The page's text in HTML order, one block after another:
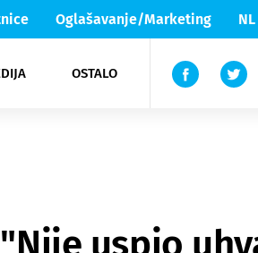
Oglašavanje/Marketing
OSTALO
Lika & Senj
TV
uspio